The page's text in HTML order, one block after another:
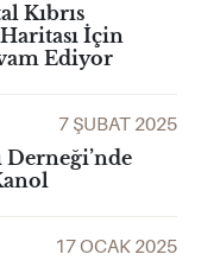
Kıbrıs
İçin
Ediyor
7 ŞUBAT 2025
Derneği’nde
17 OCAK 2025